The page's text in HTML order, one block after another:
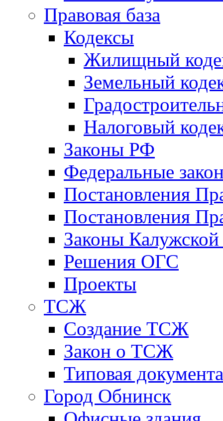
Правовая база
Кодексы
Жилищный
Земельный
Налоговый
Законы РФ
Федеральные
Постановления
Постановления
Законы Калужской
Решения ОГС
Проекты
ТСЖ
Создание ТСЖ
Закон о ТСЖ
Типовая
Город Обнинск